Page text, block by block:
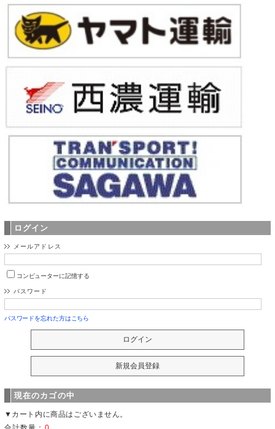
ログイン
メールアドレス
コンピューターに記憶する
パスワード
パスワードを忘れた方はこちら
現在のカゴの中
▼カート内に商品はございません。